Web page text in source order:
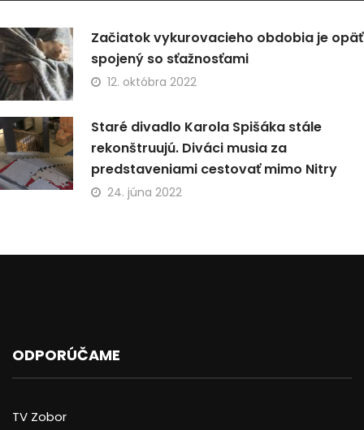
Začiatok vykurovacieho obdobia je opäť
spojený so sťažnosťami
12. októbra 2022
Staré divadlo Karola Spišáka stále
rekonštruujú. Diváci musia za
predstaveniami cestovať mimo Nitry
24. júna 2022
ODPORÚČAME
TV Zobor